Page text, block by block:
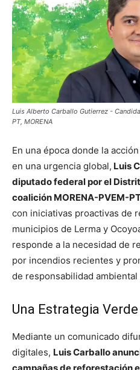
Luis Alberto Carballo Gutierrez -
PT, MORENA
En una época donde la
en una urgencia global, Luis
diputado federal por el
coalición MORENA-PVEM-
con iniciativas proactivas de
municipios de Lerma y
responde a la necesidad de
por incendios recientes y
de responsabilidad
Una Estrategia Verde
Mediante un comunicado
digitales, Luis Carballo